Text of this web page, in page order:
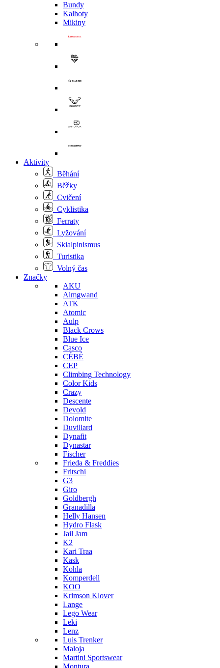
Bundy
Kalhoty
Mikiny
Aktivity
Běhání
Běžky
Cvičení
Cyklistika
Ferraty
Lyžování
Skialpinismus
Turistika
Volný čas
Značky
AKU
Almgwand
ATK
Atomic
Aulp
Black Crows
Blue Ice
Casco
CÉBÉ
CEP
Climbing Technology
Color Kids
Crazy
Descente
Devold
Dolomite
Duvillard
Dynafit
Dynastar
Fischer
Frieda & Freddies
Fritschi
G3
Giro
Goldbergh
Granadilla
Helly Hansen
Hydro Flask
Jail Jam
K2
Kari Traa
Kask
Kohla
Komperdell
KOO
Krimson Klover
Lange
Lego Wear
Leki
Lenz
Luis Trenker
Maloja
Martini Sportswear